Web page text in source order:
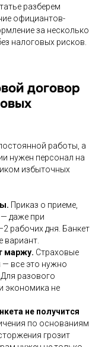
разберем
официантов-
за несколько
налоговых рисков.
договор
работы, а
нужен персонал на
избыточных
Приказ о приеме,
даже при
рабочих дня. Банкет
вариант.
маржу. Страховые
все это нужно
разового
экономика не
не получится
по основаниям
грозит